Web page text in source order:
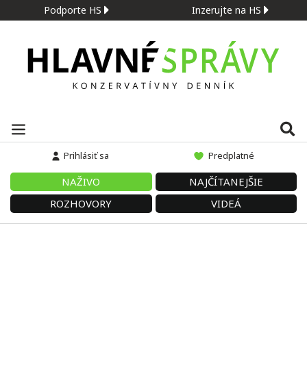
Podporte HS Inzerujte na HS
Prihlásiť sa Predplatné
NAŽIVO
NAJČÍTANEJŠIE
ROZHOVORY
VIDEÁ